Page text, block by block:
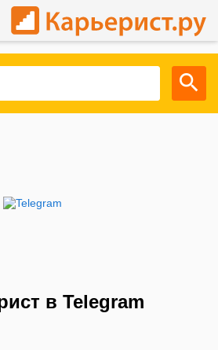
в Telegram